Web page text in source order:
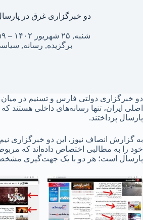
دو خبرگزاری غرق در
شنبه, ۲۵ شهریور ۱۴۰۲ – ۲۳:۵۹
برگزیده, رسانه,
دو خبرگزاری دولتی فارس و تسنیم در
اصلی ایران، تنها رسانه‌های داخلی هستند
پارسال پرداختند.
به گزارش انصاف نیوز، این دو خبرگزاری
خود را به مطالبی اختصاص داده‌اند که
پارسال است؛ هر دو با یک جهت‌گیری